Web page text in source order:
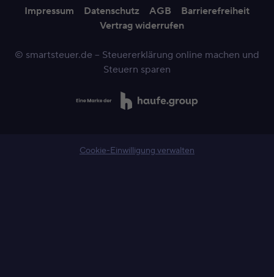
Impressum Datenschutz AGB
Barrierefreiheit
Vertrag widerrufen
© smartsteuer.de – Steuererklärung online machen und
Steuern sparen
Cookie-Einwilligung verwalten